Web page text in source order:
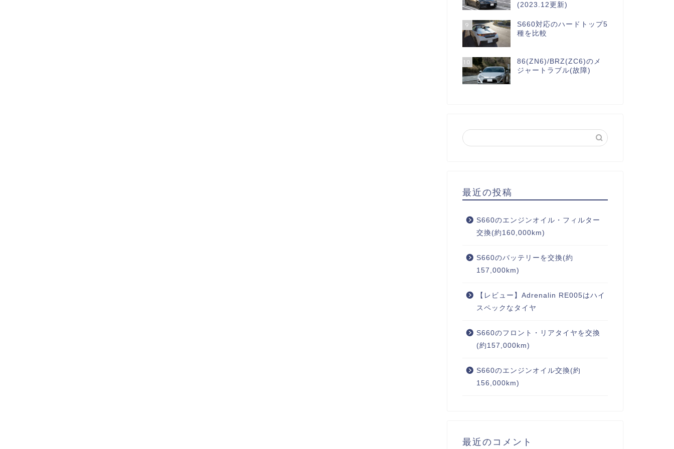
(2023.12更新)
9
S660対応のハードトップ5
種を比較
10
86(ZN6)/BRZ(ZC6)のメ
ジャートラブル(故障)
最近の投稿
S660のエンジンオイル・フィルター
交換(約160,000km)
S660のバッテリーを交換(約
157,000km)
【レビュー】Adrenalin RE005はハイ
スペックなタイヤ
S660のフロント・リアタイヤを交換
(約157,000km)
S660のエンジンオイル交換(約
156,000km)
最近のコメント